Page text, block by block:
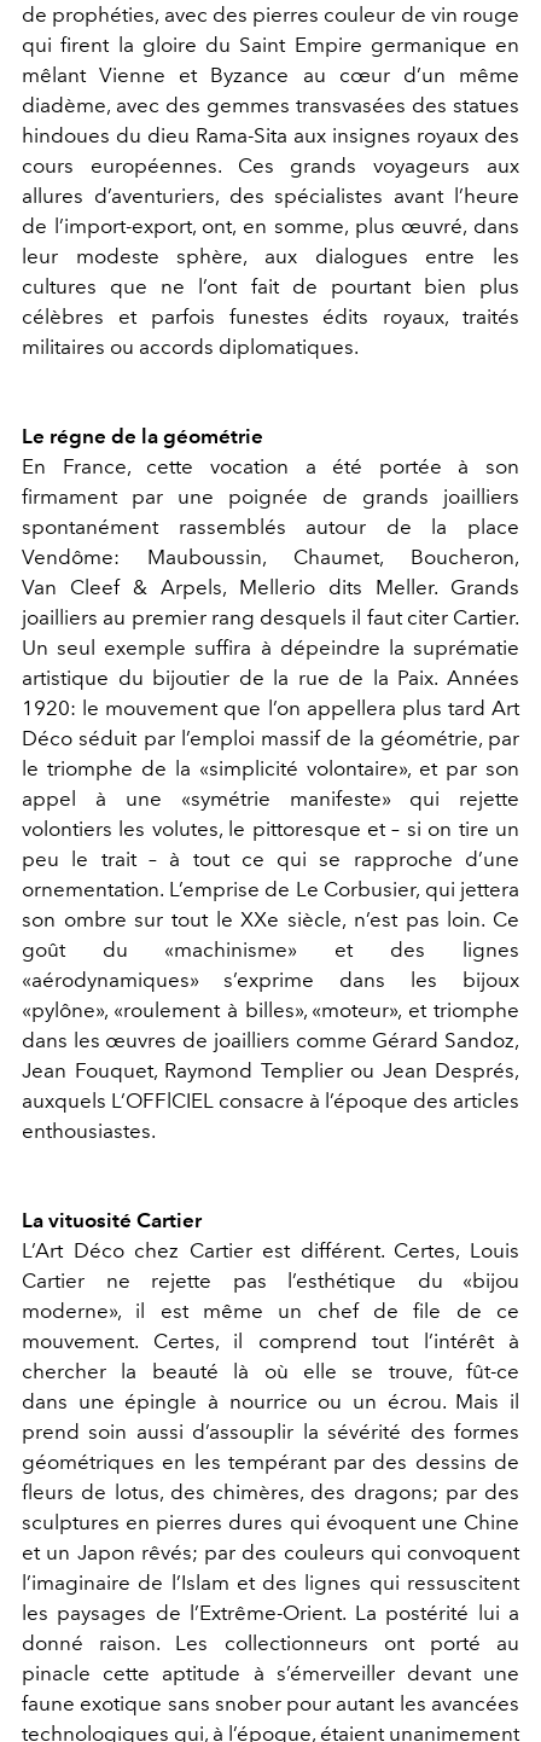
de prophéties, avec des pierres couleur de vin rouge
qui firent la gloire du Saint Empire germanique en
mêlant Vienne et Byzance au cœur d’un même
diadème, avec des gemmes transvasées des statues
hindoues du dieu Rama-Sita aux insignes royaux des
cours européennes. Ces grands voyageurs aux
allures d’aventuriers, des spécialistes avant l’heure
de l’import-export, ont, en somme, plus œuvré, dans
leur modeste sphère, aux dialogues entre les
cultures que ne l’ont fait de pourtant bien plus
célèbres et parfois funestes édits royaux, traités
militaires ou accords diplomatiques.
Le régne de la géométrie
En France, cette vocation a été portée à son
firmament par une poignée de grands joailliers
spontanément rassemblés autour de la place
Vendôme: Mauboussin, Chaumet, Boucheron,
Van Cleef & Arpels, Mellerio dits Meller. Grands
joailliers au premier rang desquels il faut citer Cartier.
Un seul exemple suffira à dépeindre la suprématie
artistique du bijoutier de la rue de la Paix. Années
1920: le mouvement que l’on appellera plus tard Art
Déco séduit par l’emploi massif de la géométrie, par
le triomphe de la «simplicité volontaire», et par son
appel à une «symétrie manifeste» qui rejette
volontiers les volutes, le pittoresque et – si on tire un
peu le trait – à tout ce qui se rapproche d’une
ornementation. L’emprise de Le Corbusier, qui jettera
son ombre sur tout le XXe siècle, n’est pas loin. Ce
goût du «machinisme» et des lignes
«aérodynamiques» s’exprime dans les bijoux
«pylône», «roulement à billes», «moteur», et triomphe
dans les œuvres de joailliers comme Gérard Sandoz,
Jean Fouquet, Raymond Templier ou Jean Després,
auxquels L’OFFlCIEL consacre à l’époque des articles
enthousiastes.
La vituosité Cartier
L’Art Déco chez Cartier est différent. Certes, Louis
Cartier ne rejette pas l’esthétique du «bijou
moderne», il est même un chef de file de ce
mouvement. Certes, il comprend tout l’intérêt à
chercher la beauté là où elle se trouve, fût-ce
dans une épingle à nourrice ou un écrou. Mais il
prend soin aussi d’assouplir la sévérité des formes
géométriques en les tempérant par des dessins de
fleurs de lotus, des chimères, des dragons; par des
sculptures en pierres dures qui évoquent une Chine
et un Japon rêvés; par des couleurs qui convoquent
l’imaginaire de l’Islam et des lignes qui ressuscitent
les paysages de l’Extrême-Orient. La postérité lui a
donné raison. Les collectionneurs ont porté au
pinacle cette aptitude à s’émerveiller devant une
faune exotique sans snober pour autant les avancées
technologiques qui, à l’époque, étaient unanimement